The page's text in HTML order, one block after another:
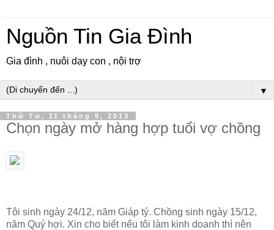
Nguồn Tin Gia Đình
Gia đình , nuôi dạy con , nội trợ
▼
Thứ Tư, 11 tháng 9, 2013
Chọn ngày mở hàng hợp tuổi vợ chồng
Tôi sinh ngày 24/12, năm Giáp tý. Chồng sinh ngày 15/12,
năm Quý hợi. Xin cho biết nếu tôi làm kinh doanh thì nên